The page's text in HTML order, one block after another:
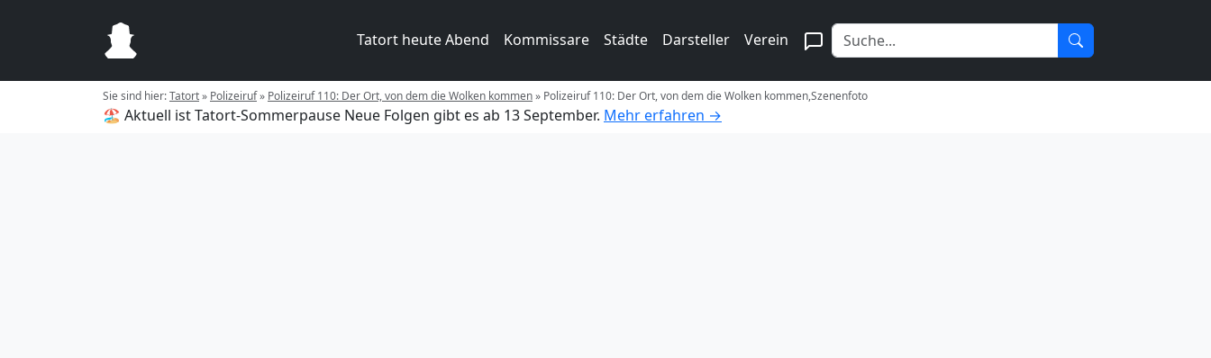
Tatort heute Abend Kommissare Städte Darsteller Verein
Sie sind hier:Tatort» Polizeiruf» Polizeiruf 110: Der Ort, von dem die Wolken kommen» Polizeiruf 110: Der Ort, von dem die Wolken kommen,Szenenfoto
🏖️ Aktuell ist Tatort-Sommerpause Neue Folgen gibt es ab 13 September. Mehr erfahren →